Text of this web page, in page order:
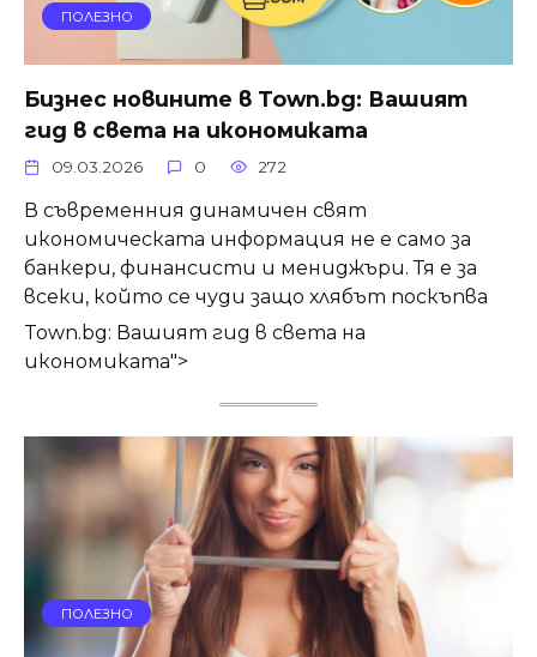
ПОЛЕЗНО
Бизнес новините в Town.bg: Вашият
гид в света на икономиката
09.03.2026 0 272
В съвременния динамичен свят
икономическата информация не е само за
банкери, финансисти и мениджъри. Тя е за
всеки, който се чуди защо хлябът поскъпва
Town.bg: Вашият гид в света на
икономиката">
ПОЛЕЗНО